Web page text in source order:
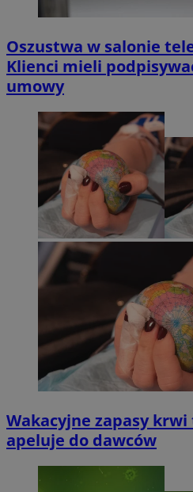
Oszustwa w salonie
Klienci mieli
umowy
Wakacyjne zapasy krwi
apeluje do dawców